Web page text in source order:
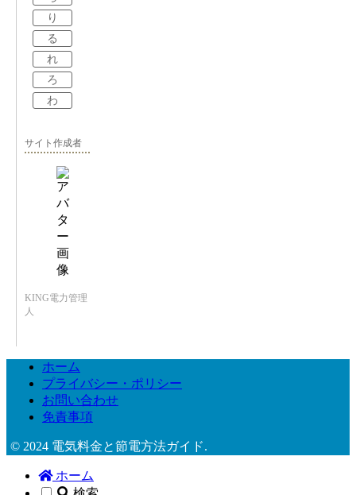
り
る
れ
ろ
わ
サイト作成者
KING電力管理
人
ホーム
プライバシー・ポリシー
お問い合わせ
免責事項
© 2024 電気料金と節電方法ガイド.
ホーム